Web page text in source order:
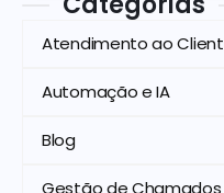
Atendimento ao
Automação e IA
Blog
Gestão de Chamados